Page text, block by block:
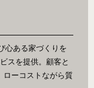
心ある家づくりを
スを提供。顧客と
ローコストながら質